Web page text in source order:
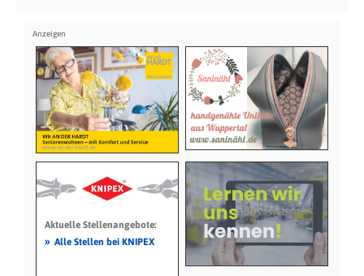
Aktuelle Stellenangebote:
» Alle Stellen bei KNIPEX